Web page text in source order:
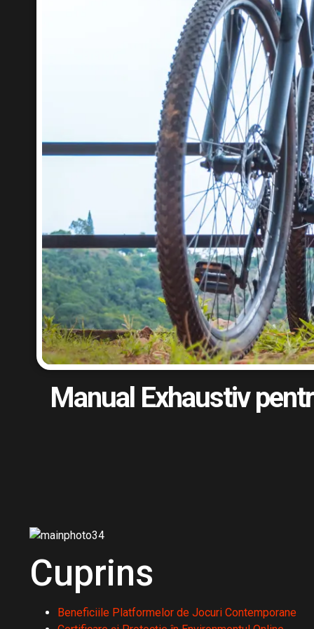
Manual Exhaustiv
Cuprins
Beneficiile Platformelor de Jocuri Contemporane